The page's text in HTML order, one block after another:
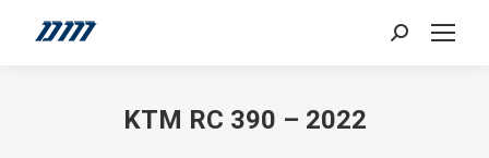
Search:
KTM RC 390 – 2022